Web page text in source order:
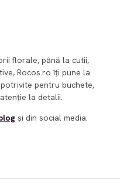
florale, până la cutii,
Rocos.ro îți pune la
pentru buchete,
la detalii.
și din social media.